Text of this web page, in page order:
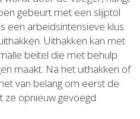
gebeurt met een slijptol
een arbeidsintensieve klus
Uithakken kan met
beitel die met behulp
maakt. Na het uithakken of
van belang om eerst de
ze opnieuw gevoegd